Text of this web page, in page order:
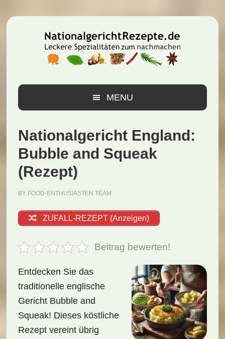
Hauptnavigation
Inhalt
Seitenspalte
MENU
Nationalgericht England:
Bubble and Squeak
(Rezept)
BY FOOD-ENTHUSIASTEN TEAM
ZUFALL-REZEPT (Anzeigen)
Beitrag bewerten!
Entdecken Sie das
traditionelle englische
Gericht Bubble and
Squeak! Dieses köstliche
Rezept vereint übrig